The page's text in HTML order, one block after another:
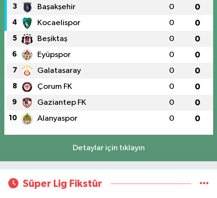
3 Başakşehir 0 0
4 Kocaelispor 0 0
5 Beşiktaş 0 0
6 Eyüpspor 0 0
7 Galatasaray 0 0
8 Çorum FK 0 0
9 Gaziantep FK 0 0
10 Alanyaspor 0 0
Detaylar için tıklayın
Süper Lig Fikstür